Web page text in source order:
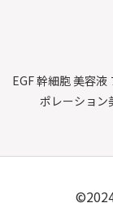
EGF 幹細胞 美容
ポレーション